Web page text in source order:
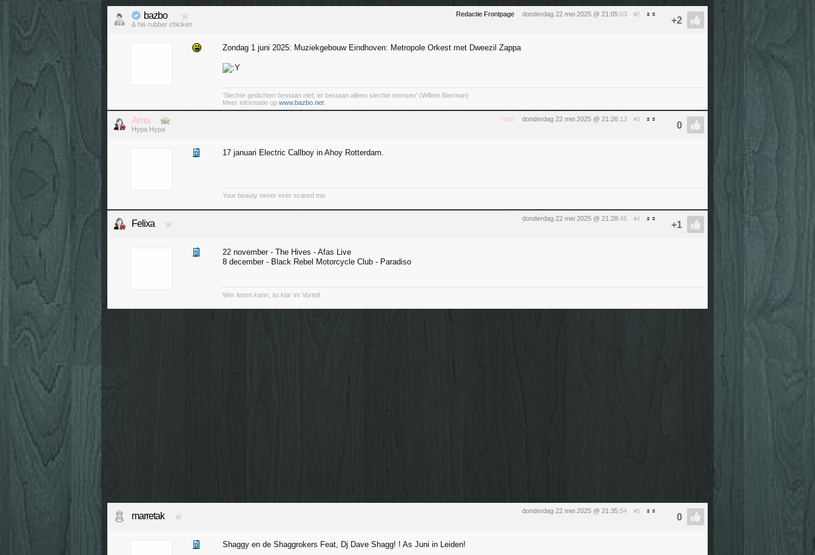
Redactie Frontpage donderdag 22 mei 2025 @ 21:05:03 #2
bazbo
& his rubber chicken
Zondag 1 juni 2025: Muziekgebouw Eindhoven: Metropole Orkest met Dweezil Zappa
'Slechte gedichten bestaan niet; er bestaan alleen slechte mensen' (Willem Bierman)
Meer informatie op www.bazbo.net
roze donderdag 22 mei 2025 @ 21:26:13 #3
Ama
Hypa Hypa
17 januari Electric Callboy in Ahoy Rotterdam.
Your beauty never ever scared me.
donderdag 22 mei 2025 @ 21:28:45 #4
Felixa
22 november - The Hives - Afas Live
8 december - Black Rebel Motorcycle Club - Paradiso
Wer lesen kann, ist klar im Vorteil.
donderdag 22 mei 2025 @ 21:35:54 #5
marretak
Shaggy en de Shaggrokers Feat, Dj Dave Shagg! ! As Juni in Leiden!